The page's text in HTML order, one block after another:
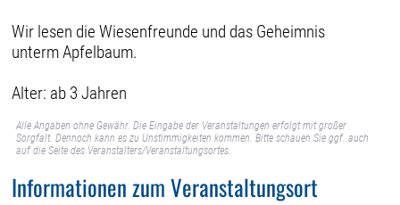
Wir lesen die Wiesenfreunde und das Geheimnis
unterm Apfelbaum.
Alter: ab 3 Jahren
Alle Angaben ohne Gewähr. Die Eingabe der Veranstaltungen erfolgt mit großer
Sorgfalt. Dennoch kann es zu Unstimmigkeiten kommen. Bitte schauen Sie ggf. auch
auf die Seite des Veranstalters/Veranstaltungsortes.
Informationen zum Veranstaltungsort